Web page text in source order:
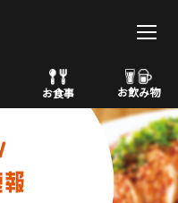
お食事 お飲み物